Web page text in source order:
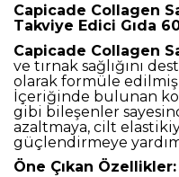
Capicade Collagen
Takviye Edici Gıda
Capicade Collagen
ve tırnak sağlığını
olarak formüle edilmiş
İçeriğinde bulunan
gibi bileşenler
azaltmaya, cilt
güçlendirmeye
Öne Çıkan Özellikler: